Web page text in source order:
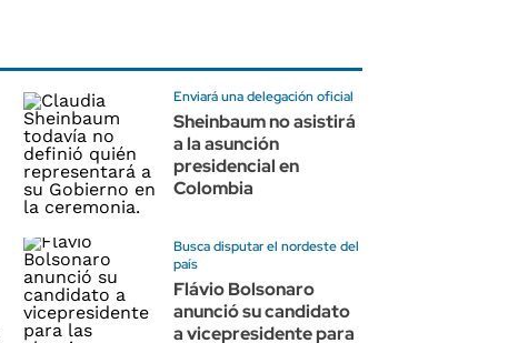
Enviará una delegación oficial
Sheinbaum no asistirá
a la asunción
presidencial en
Colombia
Busca disputar el nordeste del
país
Flávio Bolsonaro
anunció su candidato
a vicepresidente para